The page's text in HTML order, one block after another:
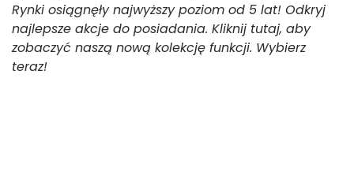
Rynki osiągnęły najwyższy poziom od 5 lat! Odkryj
najlepsze akcje do posiadania. Kliknij tutaj, aby
zobaczyć naszą nową kolekcję funkcji. Wybierz
teraz!